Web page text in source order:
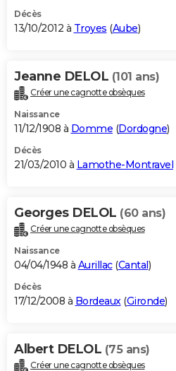
Décès
13/10/2012 à Troyes (Aube)
Jeanne DELOL (101 ans)
Créer une cagnotte obsèques
Naissance
11/12/1908 à Domme (Dordogne)
Décès
21/03/2010 à Lamothe-Montravel
Georges DELOL (60 ans)
Créer une cagnotte obsèques
Naissance
04/04/1948 à Aurillac(Cantal)
Décès
17/12/2008 à Bordeaux(Gironde)
Albert DELOL (75 ans)
Créer une cagnotte obsèques